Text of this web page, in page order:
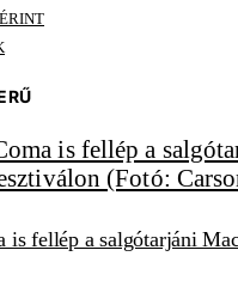
is fellép a salgótarjáni